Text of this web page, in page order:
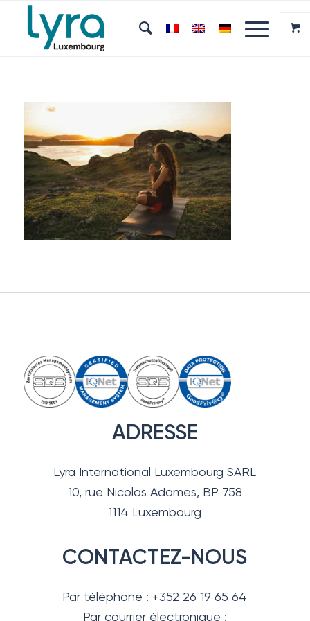
ADRESSE
Lyra International Luxembourg SARL
10, rue Nicolas Adames, BP 758
1114 Luxembourg
CONTACTEZ-NOUS
Par téléphone : +352 26 19 65 64
Par courrier électronique :